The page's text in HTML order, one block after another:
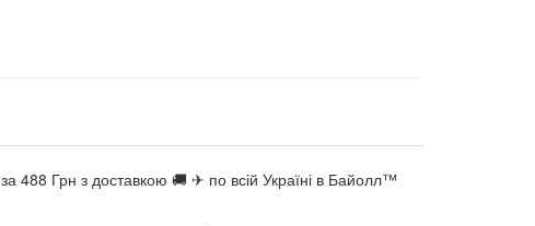
488 Грн з доставкою 🚚 ✈ по всій Україні в Байолл™